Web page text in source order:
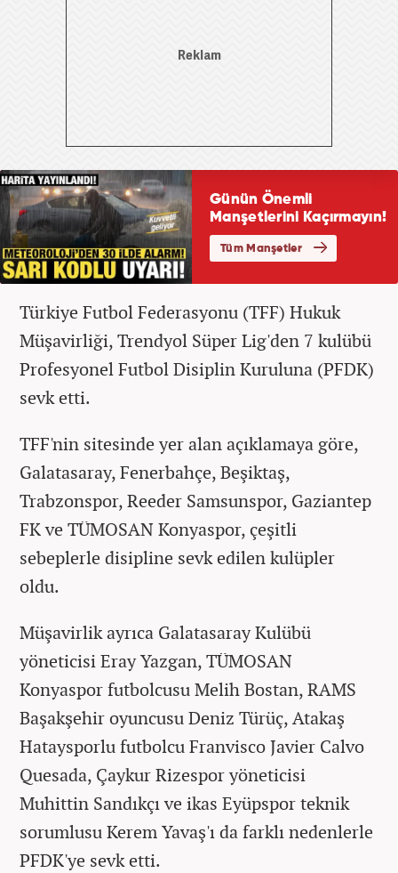
Türkiye Futbol Federasyonu (TFF) Hukuk
Müşavirliği, Trendyol Süper Lig'den 7 kulübü
Profesyonel Futbol Disiplin Kuruluna (PFDK)
sevk etti.
TFF'nin sitesinde yer alan açıklamaya göre,
Galatasaray, Fenerbahçe, Beşiktaş,
Trabzonspor, Reeder Samsunspor, Gaziantep
FK ve TÜMOSAN Konyaspor, çeşitli
sebeplerle disipline sevk edilen kulüpler
oldu.
Müşavirlik ayrıca Galatasaray Kulübü
yöneticisi Eray Yazgan, TÜMOSAN
Konyaspor futbolcusu Melih Bostan, RAMS
Başakşehir oyuncusu Deniz Türüç, Atakaş
Hataysporlu futbolcu Franvisco Javier Calvo
Quesada, Çaykur Rizespor yöneticisi
Muhittin Sandıkçı ve ikas Eyüpspor teknik
sorumlusu Kerem Yavaş'ı da farklı nedenlerle
PFDK'ye sevk etti.